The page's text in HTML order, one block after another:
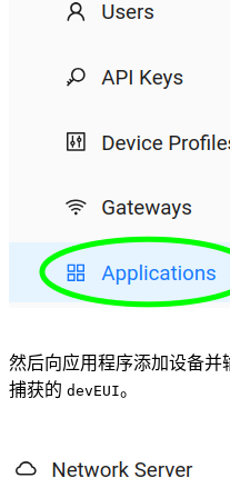
然后向应用程序添加设备并
捕获的 devEUI。